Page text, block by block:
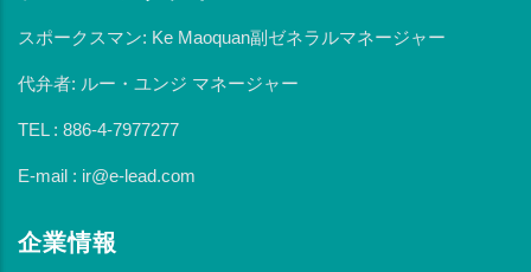
スポークスマン: Ke Maoquan副ゼネラルマネージャー
代弁者: ルー・ユンジ マネージャー
TEL : 886-4-7977277
E-mail : ir@e-lead.com
企業情報